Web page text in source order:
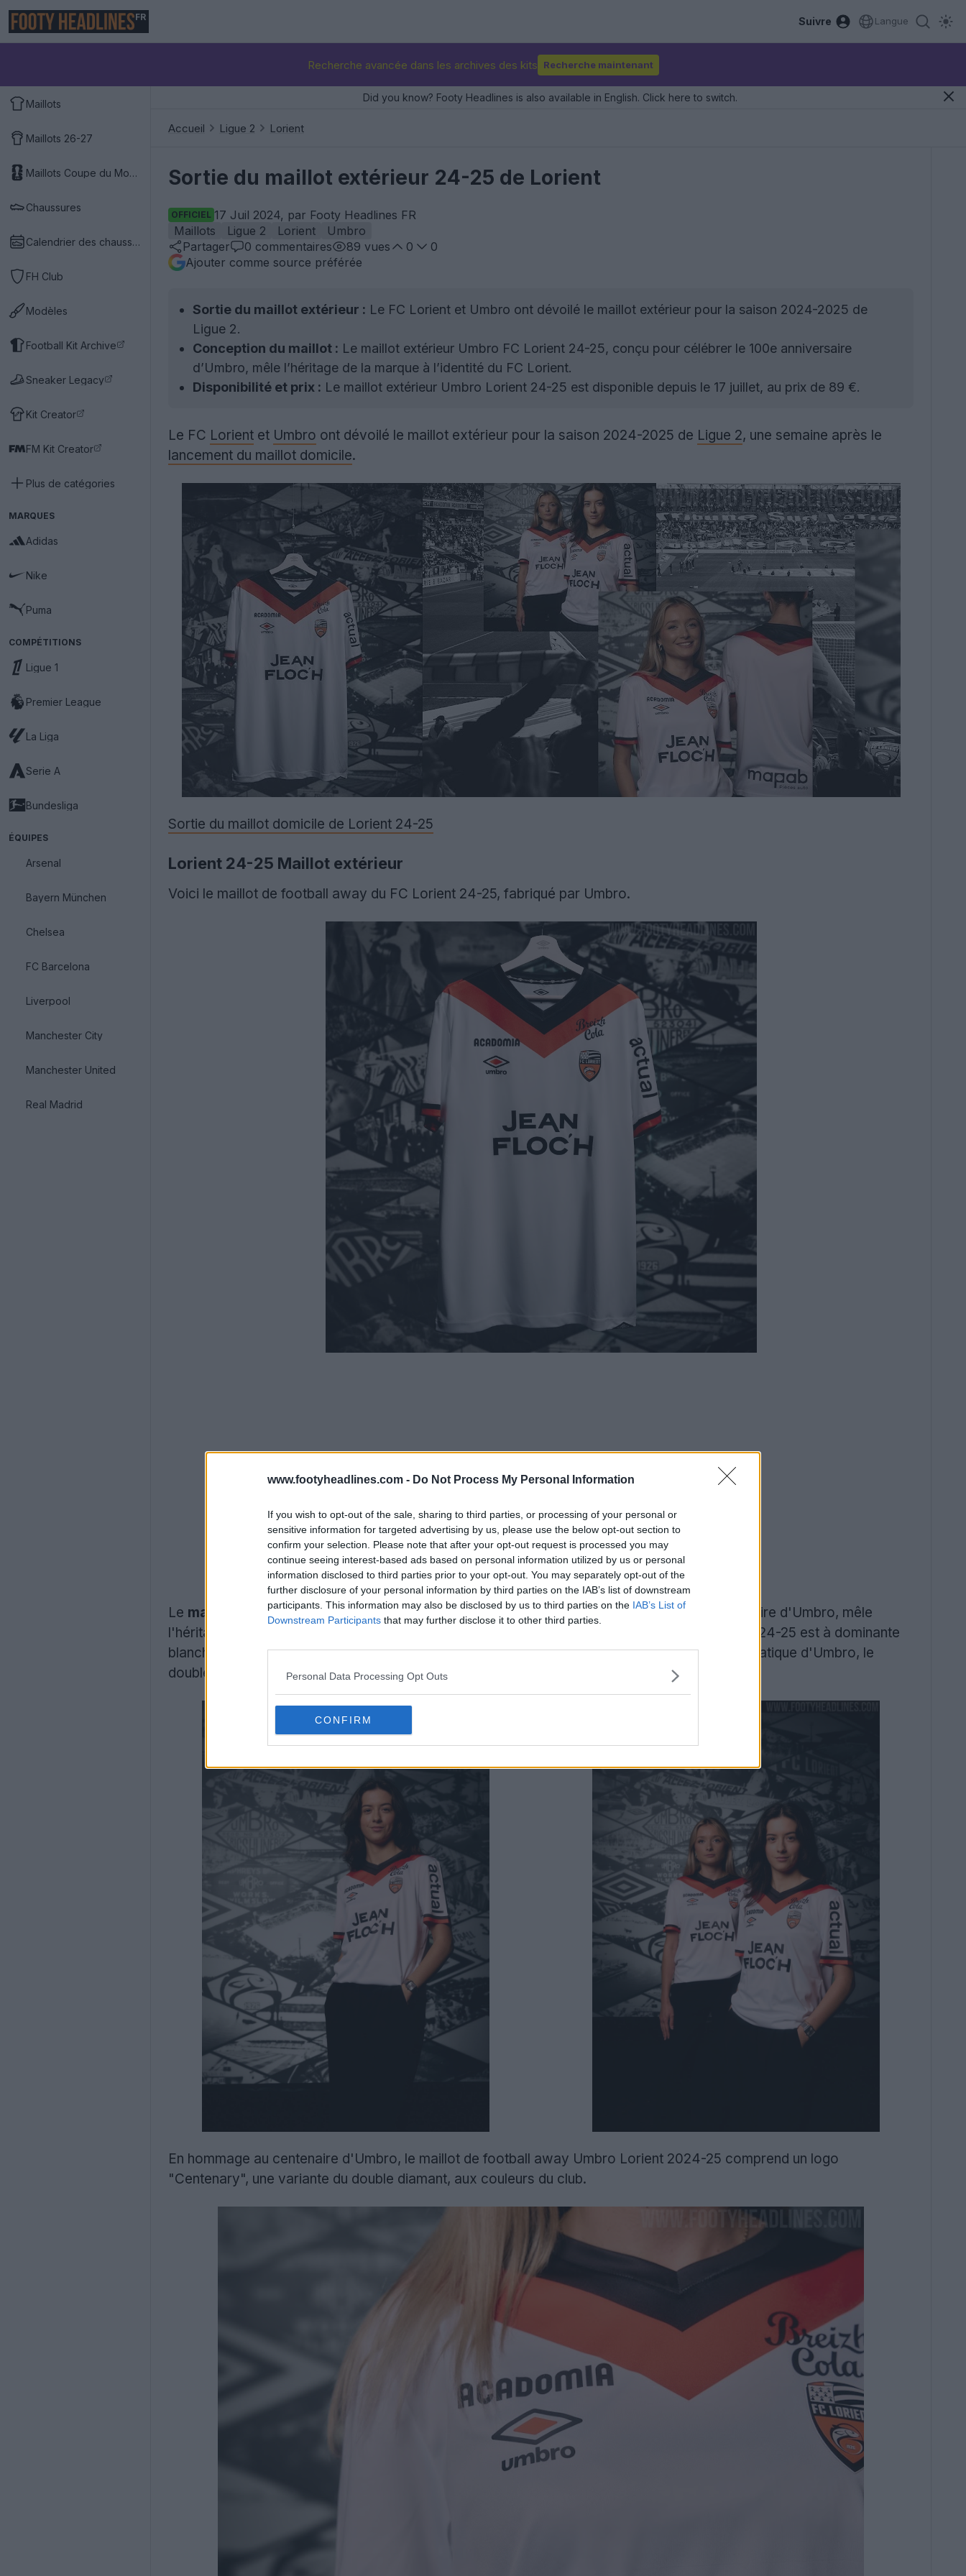
www.footyheadlines.com - Do Not Process My Personal Information
If you wish to opt-out of the sale, sharing to third parties, or processing of your personal or
sensitive information for targeted advertising by us, please use the below opt-out section to
confirm your selection. Please note that after your opt-out request is processed you may
continue seeing interest-based ads based on personal information utilized by us or personal
information disclosed to third parties prior to your opt-out. You may separately opt-out of the
further disclosure of your personal information by third parties on the IAB’s list of downstream
participants. This information may also be disclosed by us to third parties on the IAB’s List of
Downstream Participants that may further disclose it to other third parties.
Personal Data Processing Opt Outs
CONFIRM
FR Suivre Langue
Recherche avancée dans les archives des kits Recherche maintenant
Maillots
Maillots 26-27
Maillots Coupe du Monde 2026
Chaussures
Calendrier des chaussures
FH Club
Modèles
Football Kit Archive
Sneaker Legacy
Kit Creator
FM Kit Creator
Plus de catégories
MARQUES
Adidas
Nike
Puma
COMPÉTITIONS
Ligue 1
Premier League
La Liga
Serie A
Bundesliga
ÉQUIPES
Arsenal
Bayern München
Chelsea
FC Barcelona
Liverpool
Manchester City
Manchester United
Real Madrid
Did you know? Footy Headlines is also available in English. Click here to switch.
Accueil Ligue 2 Lorient
Sortie du maillot extérieur 24-25 de Lorient
OFFICIEL 17 Juil 2024, par Footy Headlines FR
Maillots
Ligue 2 Lorient
Umbro
Partager
0 commentaires 89 vues 0
0
Ajouter comme source préférée
Sortie du maillot extérieur : Le FC Lorient et Umbro ont dévoilé le maillot extérieur pour la saison 2024-2025 de
Ligue 2.
Conception du maillot : Le maillot extérieur Umbro FC Lorient 24-25, conçu pour célébrer le 100e anniversaire
d’Umbro, mêle l’héritage de la marque à l’identité du FC Lorient.
Disponibilité et prix : Le maillot extérieur Umbro Lorient 24-25 est disponible depuis le 17 juillet, au prix de 89 €.
Le FC Lorient et Umbro ont dévoilé le maillot extérieur pour la saison 2024-2025 de Ligue 2, une semaine après le
lancement du maillot domicile.
Sortie du maillot domicile de Lorient 24-25
Lorient 24-25 Maillot extérieur
Voici le maillot de football away du FC Lorient 24-25, fabriqué par Umbro.
Le maillot de football away Umbro FC Lorient 24-25, conçu pour célébrer le 100e anniversaire d'Umbro, mêle
l'héritage de la marque à l'identité du FC Lorient. Le maillot de football away Umbro Lorient 2024-25 est à dominante
blanche et présente un motif unique aux couleurs du club, mettant en valeur l'emblème emblématique d'Umbro, le
double diamant, en haut du maillot.
En hommage au centenaire d'Umbro, le maillot de football away Umbro Lorient 2024-25 comprend un logo
"Centenary", une variante du double diamant, aux couleurs du club.